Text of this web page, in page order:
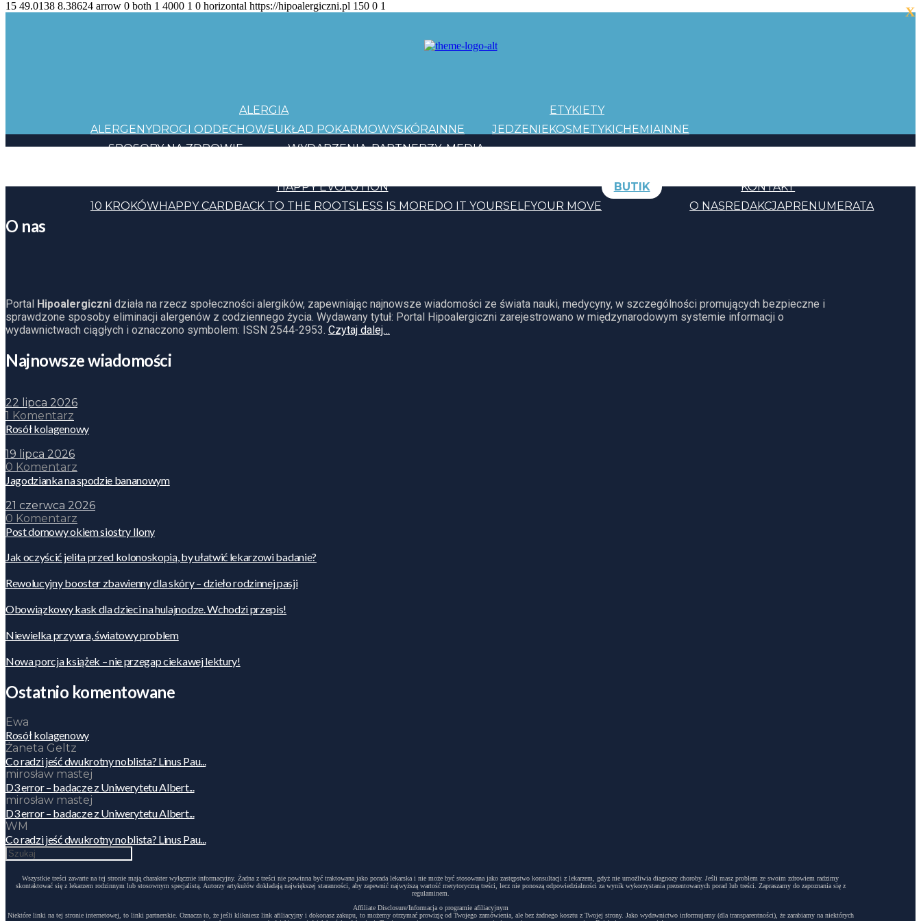
15 49.0138 8.38624 arrow 0 both 1 4000 1 0 horizontal https://hipoalergiczni.pl 150 0 1
ALERGIA
ALERGENYDROGI ODDECHOWEUKŁAD POKARMOWYSKÓRAINNE
ETYKIETY
JEDZENIEKOSMETYKICHEMIAINNE
SPOSOBY NA ZDROWIE
WYDARZENIA PARTNERZY MEDIA
HAPPY EVOLUTION
10 KROKÓWHAPPY CARDBACK TO THE ROOTSLESS IS MOREDO IT YOURSELFYOUR MOVE
BUTIK
KONTAKT
O NASREDAKCJAPRENUMERATA
O nas
Portal Hipoalergiczni działa na rzecz społeczności alergików, zapewniając najnowsze wiadomości ze świata nauki, medycyny, w szczególności promujących bezpieczne i
sprawdzone sposoby eliminacji alergenów z codziennego życia. Wydawany tytuł: Portal Hipoalergiczni zarejestrowano w międzynarodowym systemie informacji o
wydawnictwach ciągłych i oznaczono symbolem: ISSN 2544-2953. Czytaj dalej…
Najnowsze wiadomości
22 lipca 2026
1 Komentarz
Rosół kolagenowy
19 lipca 2026
0 Komentarz
Jagodzianka na spodzie bananowym
21 czerwca 2026
0 Komentarz
Post domowy okiem siostry Ilony
Jak oczyścić jelita przed kolonoskopią, by ułatwić lekarzowi badanie?
Rewolucyjny booster zbawienny dla skóry – dzieło rodzinnej pasji
Obowiązkowy kask dla dzieci na hulajnodze. Wchodzi przepis!
Niewielka przywra, światowy problem
Nowa porcja książek – nie przegap ciekawej lektury!
Ostatnio komentowane
Ewa
Rosół kolagenowy
Żaneta Geltz
Co radzi jeść dwukrotny noblista? Linus Pau...
mirosław mastej
D3 error – badacze z Uniwerytetu Albert...
mirosław mastej
D3 error – badacze z Uniwerytetu Albert...
WM
Co radzi jeść dwukrotny noblista? Linus Pau...
Wszystkie treści zawarte na tej stronie mają charakter wyłącznie informacyjny. Żadna z treści nie powinna być traktowana jako porada lekarska i nie może być stosowana jako zastępstwo konsultacji z lekarzem, gdyż nie umożliwia diagnozy choroby. Jeśli masz problem ze swoim zdrowiem radzimy
skontaktować się z lekarzem rodzinnym lub stosownym specjalistą. Autorzy artykułów dokładają największej staranności, aby zapewnić najwyższą wartość merytoryczną treści, lecz nie ponoszą odpowiedzialności za wynik wykorzystania prezentowanych porad lub treści. Zapraszamy do zapoznania się z
regulaminem.
Affiliate Disclosure/Informacja o programie afiliacyjnym
Niektóre linki na tej stronie internetowej, to linki partnerskie. Oznacza to, że jeśli klikniesz link afiliacyjny i dokonasz zakupu, to możemy otrzymać prowizję od Twojego zamówienia, ale bez żadnego kosztu z Twojej strony. Jako wydawnictwo informujemy (dla transparentności), że zarabiamy na niektórych
X